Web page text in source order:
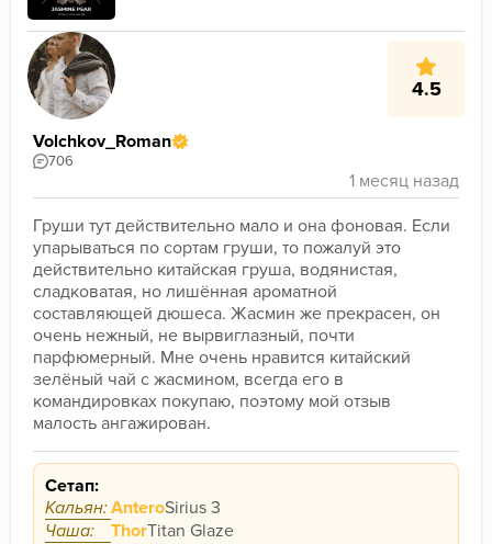
4.5
Volchkov_Roman
706
Груши тут действительно мало и она фоновая. Если
упарываться по сортам груши, то пожалуй это
действительно китайская груша, водянистая,
сладковатая, но лишённая ароматной
составляющей дюшеса. Жасмин же прекрасен, он
очень нежный, не вырвиглазный, почти
парфюмерный. Мне очень нравится китайский
зелёный чай с жасмином, всегда его в
командировках покупаю, поэтому мой отзыв
малость ангажирован.
Сетап:
Кальян:AnteroSirius 3
Чаша:
ThorTitan Glaze